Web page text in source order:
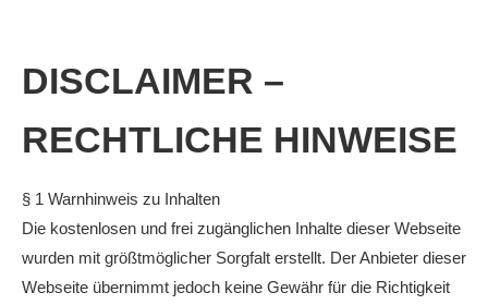
DISCLAIMER –
RECHTLICHE HINWEISE
§ 1 Warnhinweis zu Inhalten
Die kostenlosen und frei zugänglichen Inhalte dieser Webseite
wurden mit größtmöglicher Sorgfalt erstellt. Der Anbieter dieser
Webseite übernimmt jedoch keine Gewähr für die Richtigkeit